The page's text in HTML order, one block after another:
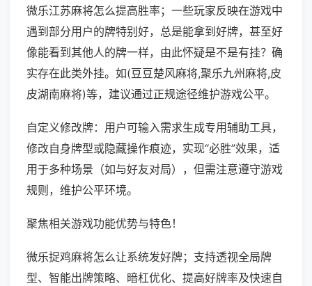
微乐江苏麻将怎么提高胜率；一些玩家反映在游戏中
遇到部分用户的牌特别好，总是能拿到好牌，甚至好
像能看到其他人的牌一样，由此怀疑是不是有挂？确
实存在此类外挂。如(豆豆楚风麻将,聚乐九州麻将,皮
皮湖南麻将)等，建议通过正规途径维护游戏公平。
自定义修改牌：用户可输入需求生成专用辅助工具，
修改自身牌型或隐藏操作痕迹，实现“必胜”效果，适
用于多种场景（如与好友对局），但需注意遵守游戏
规则，维护公平环境。
聚焦相关游戏功能优势与特色！
微乐捉鸡麻将怎么让系统发好牌；支持透视全局牌
型、智能出牌策略、暗杠优化、提高好牌率及快速自